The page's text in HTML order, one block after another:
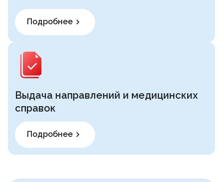
Подробнее
Выдача направлений и медицинских
справок
Подробнее